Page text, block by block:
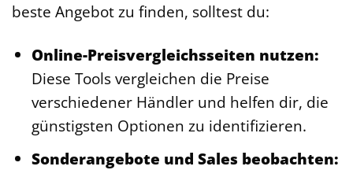
beste Angebot zu finden, solltest du:
Online-Preisvergleichsseiten nutzen:
Diese Tools vergleichen die Preise
verschiedener Händler und helfen dir, die
günstigsten Optionen zu identifizieren.
Sonderangebote und Sales beobachten: